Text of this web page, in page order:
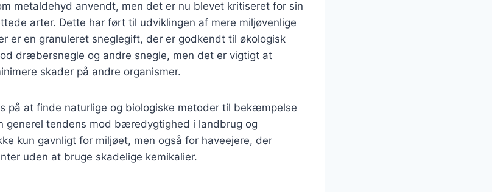
metaldehyd anvendt, men det er nu blevet kritiseret for sin
arter. Dette har ført til udviklingen af mere miljøvenlige
er en granuleret sneglegift, der er godkendt til økologisk
dræbersnegle og andre snegle, men det er vigtigt at
skader på andre organismer.
på at finde naturlige og biologiske metoder til bekæmpelse
generel tendens mod bæredygtighed i landbrug og
kun gavnligt for miljøet, men også for haveejere, der
uden at bruge skadelige kemikalier.